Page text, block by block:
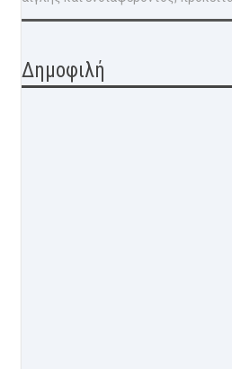
Δημοφιλή